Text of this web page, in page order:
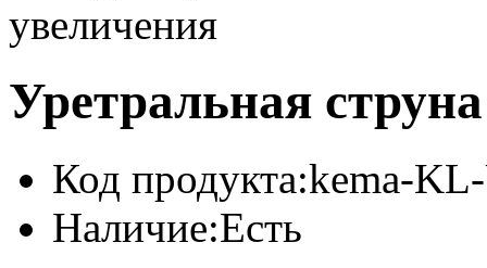
увеличения
Уретральная
Код продукта:kema-
Наличие:Есть